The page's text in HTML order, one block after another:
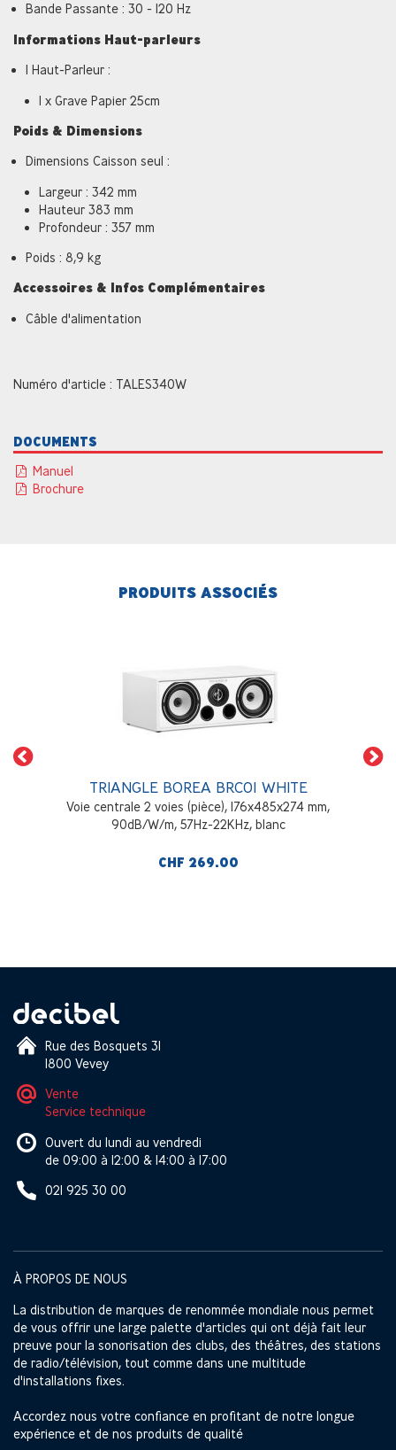
Bande Passante : 30 - 120 Hz
Informations Haut-parleurs
1 Haut-Parleur :
1 x Grave Papier 25cm
Poids & Dimensions
Dimensions Caisson seul :
Largeur : 342 mm
Hauteur 383 mm
Profondeur : 357 mm
Poids : 8,9 kg
Accessoires & Infos Complémentaires
Câble d'alimentation
Numéro d'article : TALES340W
DOCUMENTS
Manuel
Brochure
PRODUITS ASSOCIÉS
TRIANGLE BOREA BRC01 WHITE
Voie centrale 2 voies (pièce), 176x485x274 mm,
90dB/W/m, 57Hz-22KHz, blanc
CHF 269.00
Rue des Bosquets 31
1800 Vevey
Vente
Service technique
Ouvert du lundi au vendredi
de 09:00 à 12:00 & 14:00 à 17:00
021 925 30 00
À PROPOS DE NOUS
La distribution de marques de renommée mondiale nous permet
de vous offrir une large palette d'articles qui ont déjà fait leur
preuve pour la sonorisation des clubs, des théâtres, des stations
de radio/télévision, tout comme dans une multitude
d'installations fixes.
Accordez nous votre confiance en profitant de notre longue
expérience et de nos produits de qualité